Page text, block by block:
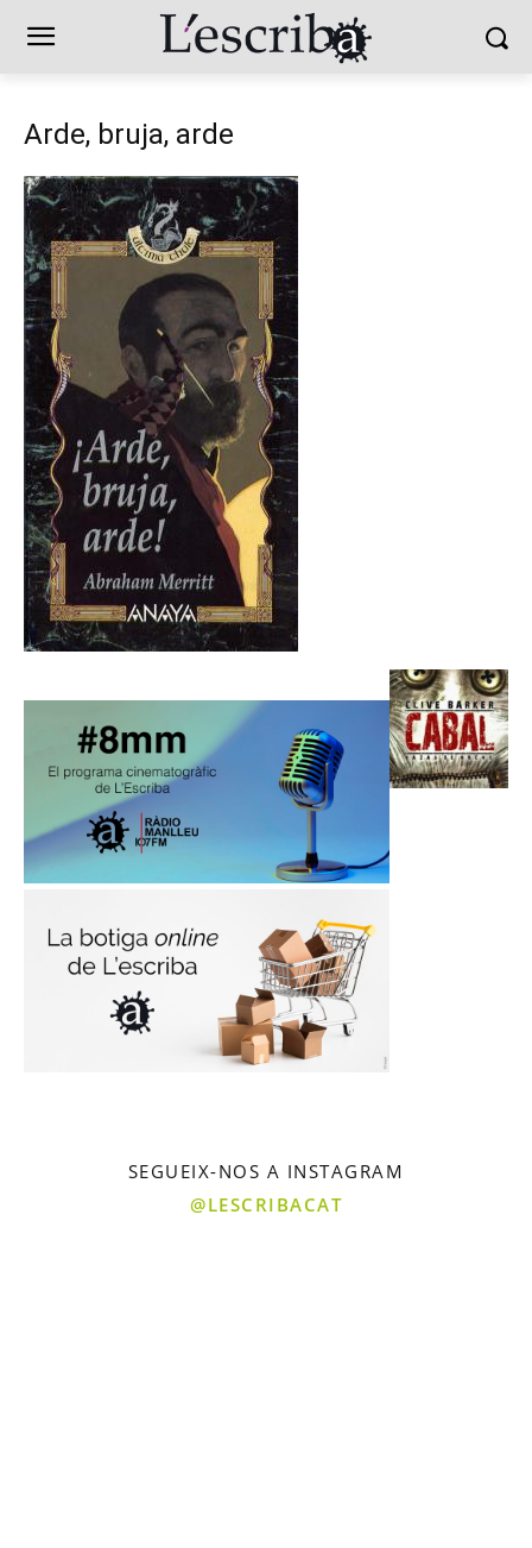
Arde, bruja, arde
SEGUEIX-NOS A INSTAGRAM
@LESCRIBACAT